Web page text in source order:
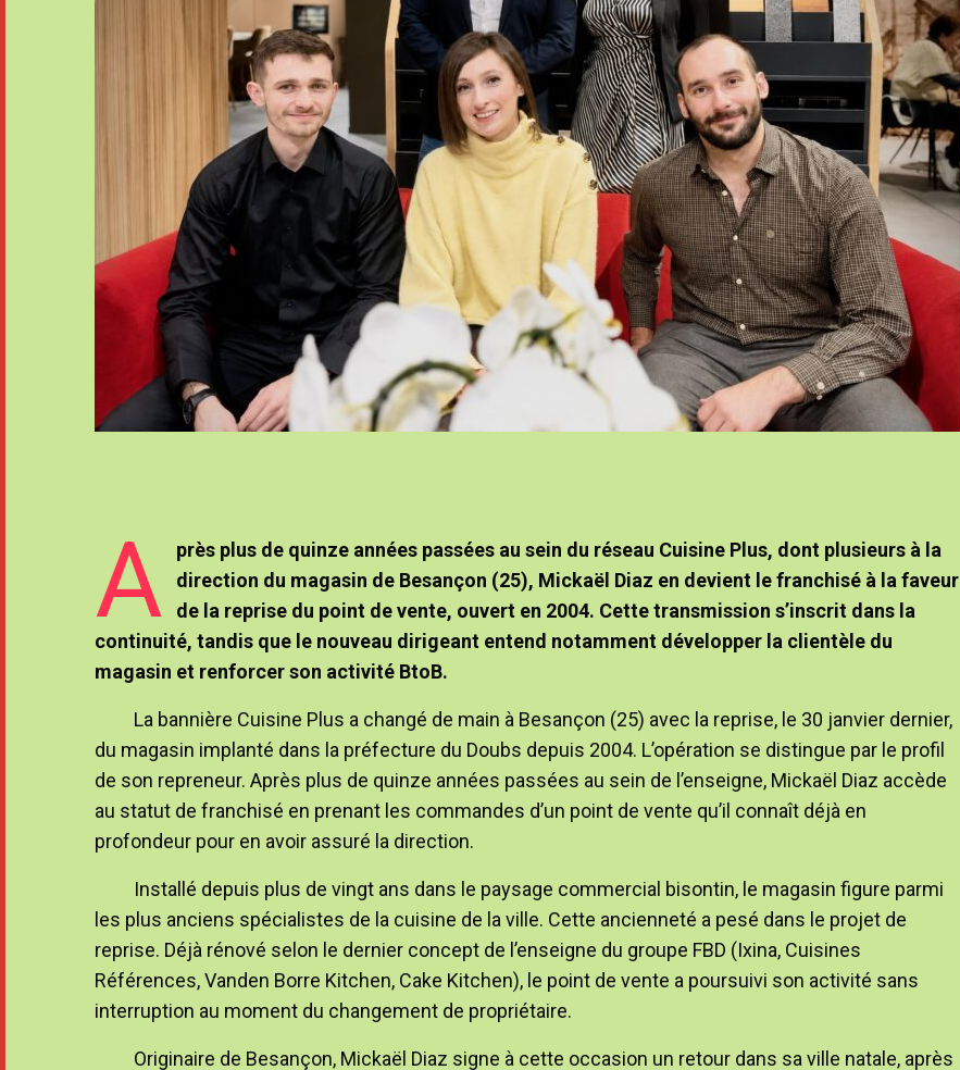
A
près plus de quinze années passées au sein du réseau Cuisine Plus, dont plusieurs à la
direction du magasin de Besançon (25), Mickaël Diaz en devient le franchisé à la faveur
de la reprise du point de vente, ouvert en 2004. Cette transmission s’inscrit dans la
continuité, tandis que le nouveau dirigeant entend notamment développer la clientèle du
magasin et renforcer son activité BtoB.
La bannière Cuisine Plus a changé de main à Besançon (25) avec la reprise, le 30 janvier dernier,
du magasin implanté dans la préfecture du Doubs depuis 2004. L’opération se distingue par le profil
de son repreneur. Après plus de quinze années passées au sein de l’enseigne, Mickaël Diaz accède
au statut de franchisé en prenant les commandes d’un point de vente qu’il connaît déjà en
profondeur pour en avoir assuré la direction.
Installé depuis plus de vingt ans dans le paysage commercial bisontin, le magasin figure parmi
les plus anciens spécialistes de la cuisine de la ville. Cette ancienneté a pesé dans le projet de
reprise. Déjà rénové selon le dernier concept de l’enseigne du groupe FBD (Ixina, Cuisines
Références, Vanden Borre Kitchen, Cake Kitchen), le point de vente a poursuivi son activité sans
interruption au moment du changement de propriétaire.
Originaire de Besançon, Mickaël Diaz signe à cette occasion un retour dans sa ville natale, après